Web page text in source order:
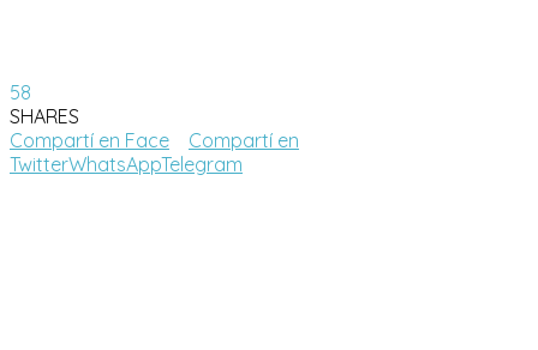
58
SHARES
Compartí en Face
Compartí en
TwitterWhatsAppTelegram